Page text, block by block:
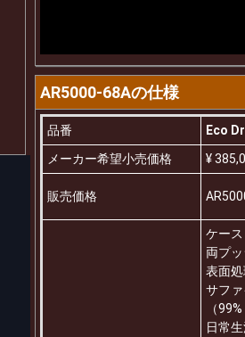
AR5000-68Aの仕様
品番
Eco
メーカー希望小売価格
¥
販売価格
ケー
両プ
表面
サフ
（
日常